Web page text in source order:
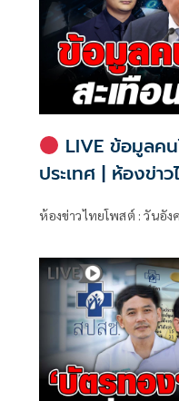
LIVE ข้อมูลค
ประเทศ | ห้องข่า
ห้องข่าวไทยโพสต์ : วันอัง